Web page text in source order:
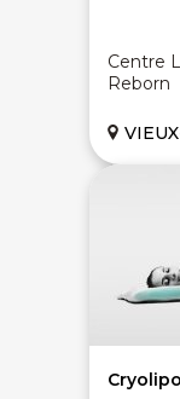
Centre
Reborn